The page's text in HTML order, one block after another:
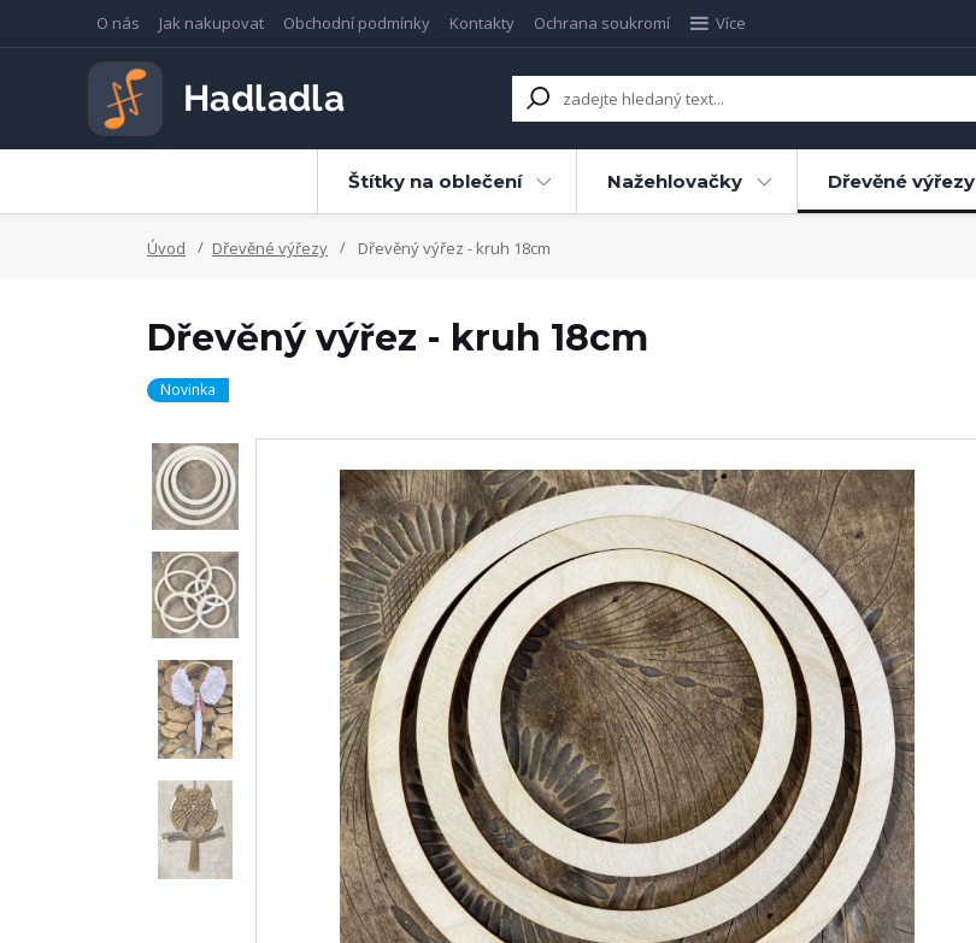
O nás Jak nakupovat Obchodní podmínky Kontakty Ochrana soukromí Více
Štítky na oblečení Nažehlovačky Dřevěné výřezy
Úvod Dřevěné výřezy Dřevěný výřez - kruh 18cm
Dřevěný výřez - kruh 18cm
Novinka